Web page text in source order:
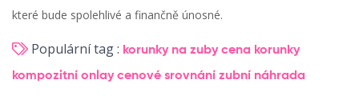
které bude spolehlivé a finančně únosné.
Populární tag : korunky na zuby cena korunky
kompozitní onlay cenové srovnání zubní náhrada